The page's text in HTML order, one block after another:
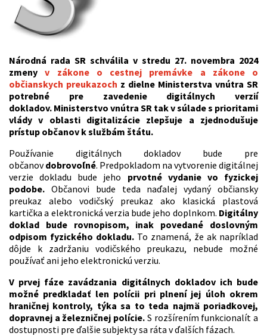
Národná rada SR schválila v stredu 27. novembra 2024
zmenyv zákone o cestnej premávke a zákone o
občianskych preukazoch z dielne Ministerstva vnútra SR
potrebné pre zavedenie digitálnych verzií
dokladov. Ministerstvo vnútra SR tak v súlade s prioritami
vlády v oblasti digitalizácie zlepšuje a zjednodušuje
prístup občanov k službám štátu.
Používanie digitálnych dokladov bude pre
občanovdobrovoľné. Predpokladom na vytvorenie digitálnej
verzie dokladu bude jeho prvotné vydanie vo fyzickej
podobe. Občanovi bude teda naďalej vydaný občiansky
preukaz alebo vodičský preukaz ako klasická plastová
kartička a elektronická verzia bude jeho doplnkom. Digitálny
doklad bude rovnopisom, inak povedané doslovným
odpisom fyzického dokladu. To znamená, že ak napríklad
dôjde k zadržaniu vodičského preukazu, nebude možné
používať ani jeho elektronickú verziu.
V prvej fáze zavádzania digitálnych dokladov ich bude
možné predkladať len polícii pri plnení jej úloh okrem
hraničnej kontroly, týka sa to teda najmä poriadkovej,
dopravnej a železničnej polície. S rozšírením funkcionalít a
dostupnosti pre ďalšie subjekty sa ráta v ďalších fázach.